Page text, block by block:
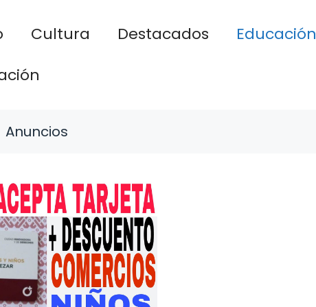
Cultura Destacados Educación
Anuncios